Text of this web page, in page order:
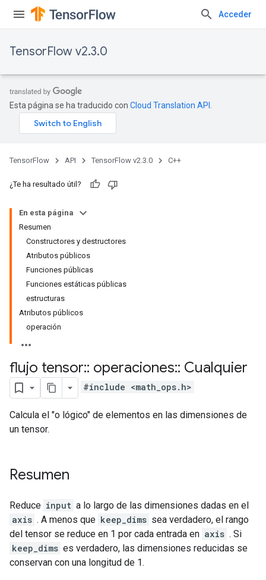
Acceder
TensorFlow v2.3.0
Esta página se ha traducido con Cloud Translation API
TensorFlow API TensorFlow v2.3.0 C++
¿Te ha resultado útil?
En esta página
Resumen
Constructores y destructores
Atributos públicos
Funciones públicas
Funciones estáticas públicas
estructuras
Atributos públicos
operación
flujo tensor:: operaciones:: Cualquier
#include <math_ops.h>
Calcula el "o lógico" de elementos en las dimensiones de
un tensor.
Resumen
Reduce input a lo largo de las dimensiones dadas en el
axis . A menos que keep_dims sea verdadero, el rango
del tensor se reduce en 1 por cada entrada en axis . Si
keep_dims es verdadero, las dimensiones reducidas se
conservan con una longitud de 1.